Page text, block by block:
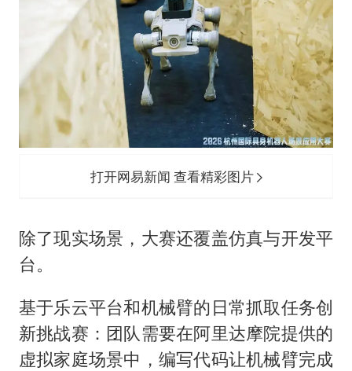
打开网易新闻 查看精彩图片
除了现实场景，大赛还覆盖仿真与开发平
台。
基于乐云平台和机械臂的日常抓取任务创
新挑战赛：团队需要在阿里达摩院提供的
虚拟家庭场景中，编写代码让机械臂完成